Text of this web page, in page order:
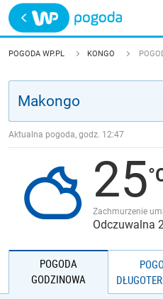
Trwa ładowanie
POLSKA
JAKOŚĆ POWIETRZA
POGODA WP.PL KONGO
Aktualna pogoda, godz. 12:47
25
Zachmurzenie
Odczuwalna
POGODA
GODZINOWA